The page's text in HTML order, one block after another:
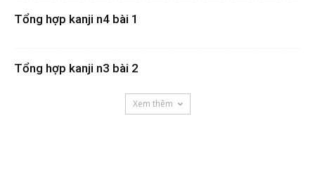
Tổng hợp kanji n4 bài 1
Tổng hợp kanji n3 bài 2
Xem thêm